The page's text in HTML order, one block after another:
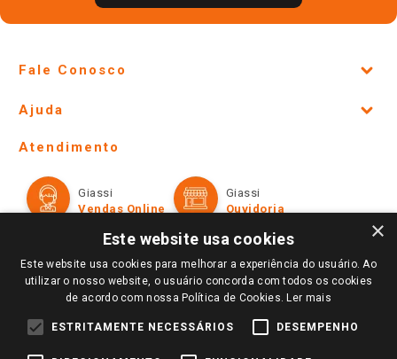
Fale Conosco
Lojas Físicas e Horários
Ofertas
Televendas
Perguntas frequentes
Trabalhe Conosco
Identidade Visual
Ajuda
Formas de Pagamento
Políticas de entrega
Trocas e Devoluções
Atendimento
Giassi
Vendas Online
Giassi
Ouvidoria
Redes Sociais
×
Este website usa cookies
Este website usa cookies para melhorar a experiência do usuário. Ao
utilizar o nosso website, o usuário concorda com todos os cookies
de acordo com nossa Política de Cookies. Ler mais
ESTRITAMENTE NECESSÁRIOS DESEMPENHO